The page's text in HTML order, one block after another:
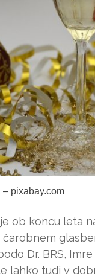
– pixabay.com
ob koncu leta
čarobnem
Dr. BRS,
lahko tudi v